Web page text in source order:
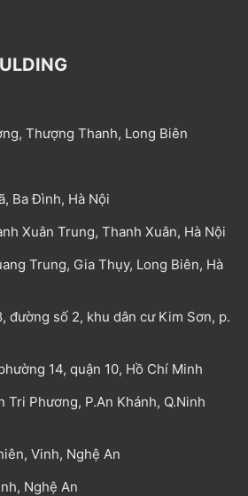
Thượng Thanh, Long Biên
Ba Đình, Hà Nội
Xuân Trung, Thanh Xuân, Hà Nội
Trung, Gia Thụy, Long Biên, Hà
đường số 2, khu dân cư Kim Sơn, p.
14, quận 10, Hồ Chí Minh
Tri Phương, P.An Khánh, Q.Ninh
Vinh, Nghệ An
Nghệ An